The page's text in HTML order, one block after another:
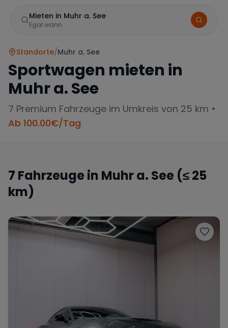
Mieten in Muhr a. See
Egal wann
Lamborghini
Standorte/Muhr a. See
Sportwagen mieten in
Muhr a. See
7 Premium Fahrzeuge im Umkreis von 25 km •
Ab 100.00€/Tag
7 Fahrzeuge in Muhr a. See (≤ 25
km)